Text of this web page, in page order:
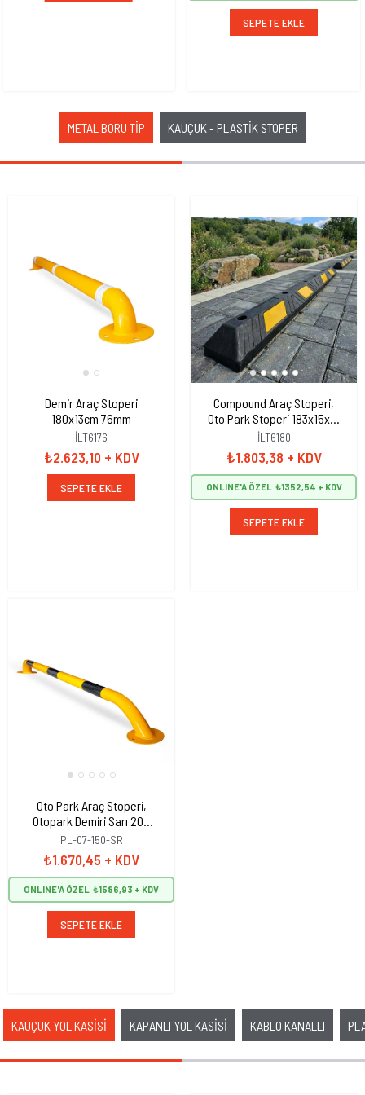
SEPETE EKLE
METAL BORU TİP KAUÇUK - PLASTİK STOPER
Demir Araç Stoperi
180x13cm 76mm
İLT6176
₺2.623,10 + KDV
SEPETE EKLE
Compound Araç Stoperi,
Oto Park Stoperi 183x15x10
cm
İLT6180
₺1.803,38 + KDV
ONLINE'A ÖZEL ₺1352,54
SEPETE EKLE
Oto Park Araç Stoperi,
Otopark Demiri Sarı 200
cm
PL-07-150-SR
₺1.670,45 + KDV
ONLINE'A ÖZEL ₺1586,93
SEPETE EKLE
Yeni Ürün
KAUÇUK YOL KASİSİ KAPANLI YOL KASİSİ KABLO KANALLI